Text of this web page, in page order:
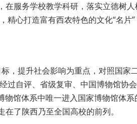
在服务学校教学科研，落实立德树人
心打造富有西农特色的文化“名片”
，提升社会影响为重点，对照国家
过自评、省级复审、中国博物馆协
馆体系中唯一进入国家博物馆体系
了陕西乃至全国高校的前列。